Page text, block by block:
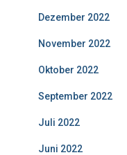
Dezember 2022
November 2022
Oktober 2022
September 2022
Juli 2022
Juni 2022